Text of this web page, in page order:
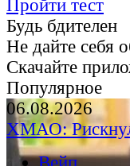
Пройти тест
Будь бдителен
Не дайте себя
Скачайте
Популярное
06.08.2026
ХМАО: